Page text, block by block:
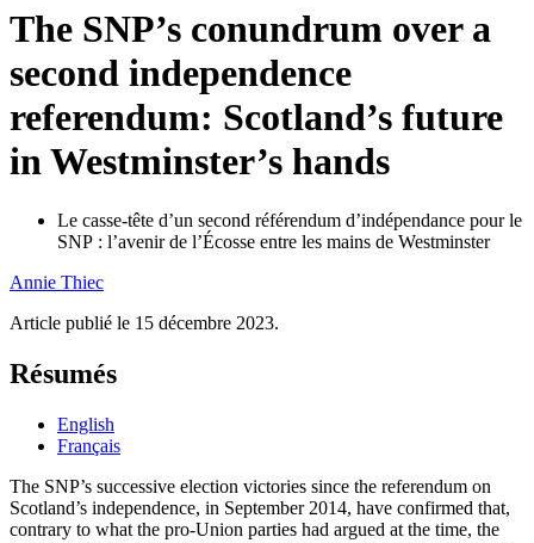
The SNP’s conundrum over a
second independence
referendum: Scotland’s future
in Westminster’s hands
Le casse-tête d’un second référendum d’indépendance pour le
SNP : l’avenir de l’Écosse entre les mains de Westminster
Annie Thiec
Article publié le 15 décembre 2023.
Résumés
English
Français
The SNP’s successive election victories since the referendum on
Scotland’s independence, in September 2014, have confirmed that,
contrary to what the pro-Union parties had argued at the time, the